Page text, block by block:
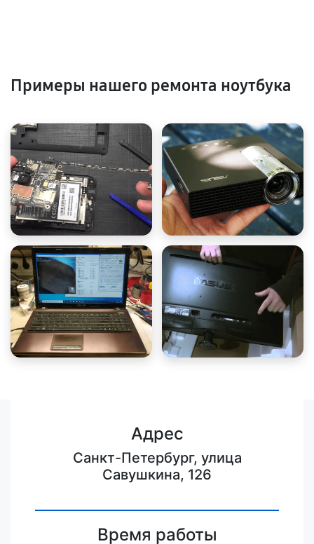
Примеры нашего ремонта ноутбука
Адрес
Санкт-Петербург, улица
Савушкина, 126
Время работы